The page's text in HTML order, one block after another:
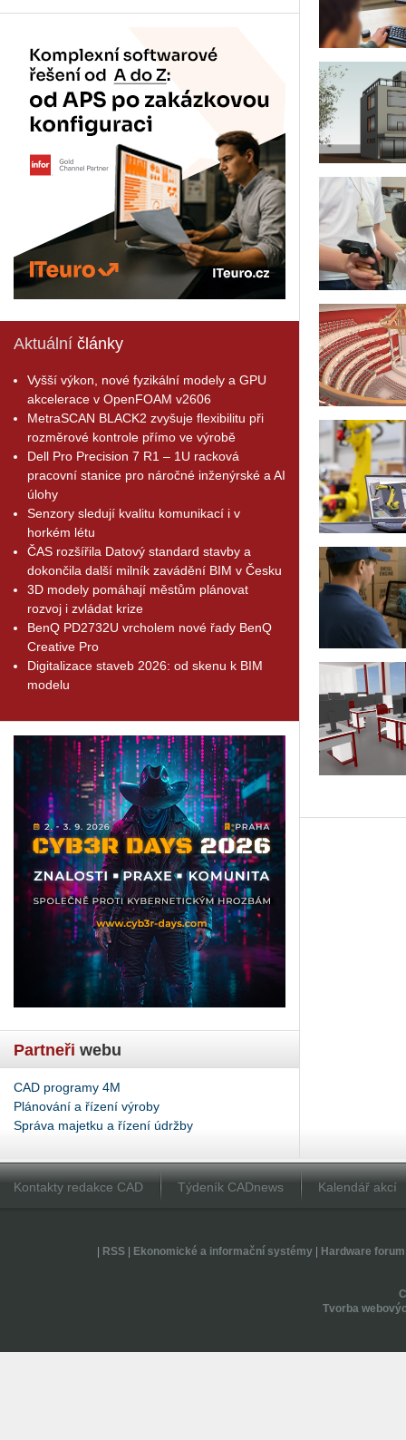
Aktuální články
Vyšší výkon, nové fyzikální modely a GPU
akcelerace v OpenFOAM v2606
MetraSCAN BLACK2 zvyšuje flexibilitu při
rozměrové kontrole přímo ve výrobě
Dell Pro Precision 7 R1 – 1U racková
pracovní stanice pro náročné inženýrské a AI
úlohy
Senzory sledují kvalitu komunikací i v
horkém létu
ČAS rozšířila Datový standard stavby a
dokončila další milník zavádění BIM v Česku
3D modely pomáhají městům plánovat
rozvoj i zvládat krize
BenQ PD2732U vrcholem nové řady BenQ
Creative Pro
Digitalizace staveb 2026: od skenu k BIM
modelu
Partneři webu
CAD programy 4M
Plánování a řízení výroby
Správa majetku a řízení údržby
Kontakty redakce CAD Týdeník CADnews Kalendář akcí
RSS| Ekonomické a informační systémy| Hardware forum
Tvorba